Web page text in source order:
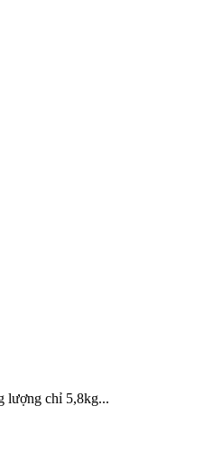
lượng chỉ 5,8kg...